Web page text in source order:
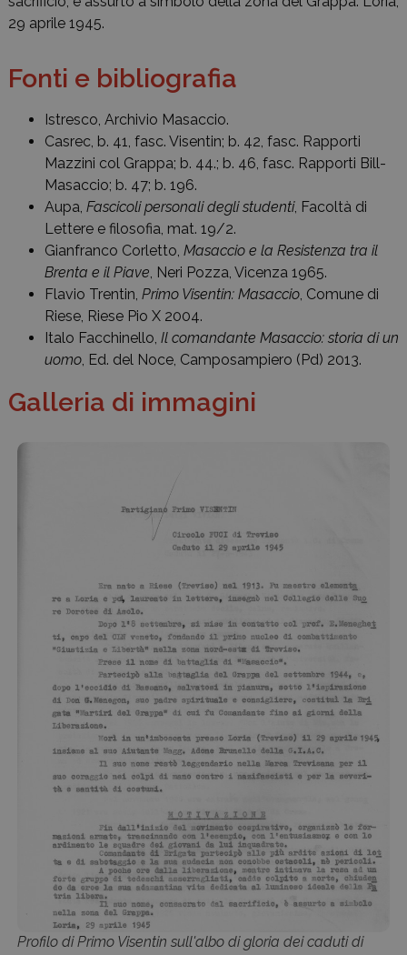
29 aprile 1945.
Fonti e bibliografia
Istresco, Archivio Masaccio.
Casrec, b. 41, fasc. Visentin; b. 42, fasc. Rapporti
Mazzini col Grappa; b. 44.; b. 46, fasc. Rapporti Bill-
Masaccio; b. 47; b. 196.
Aupa, Fascicoli personali degli studenti, Facoltà di
Lettere e filosofia, mat. 19/2.
Gianfranco Corletto, Masaccio e la Resistenza tra il
Brenta e il Piave, Neri Pozza, Vicenza 1965.
Flavio Trentin, Primo Visentin: Masaccio, Comune di
Riese, Riese Pio X 2004.
Italo Facchinello, Il comandante Masaccio: storia di un
uomo, Ed. del Noce, Camposampiero (Pd) 2013.
Galleria di immagini
Profilo di Primo Visentin sull'albo di gloria dei caduti di